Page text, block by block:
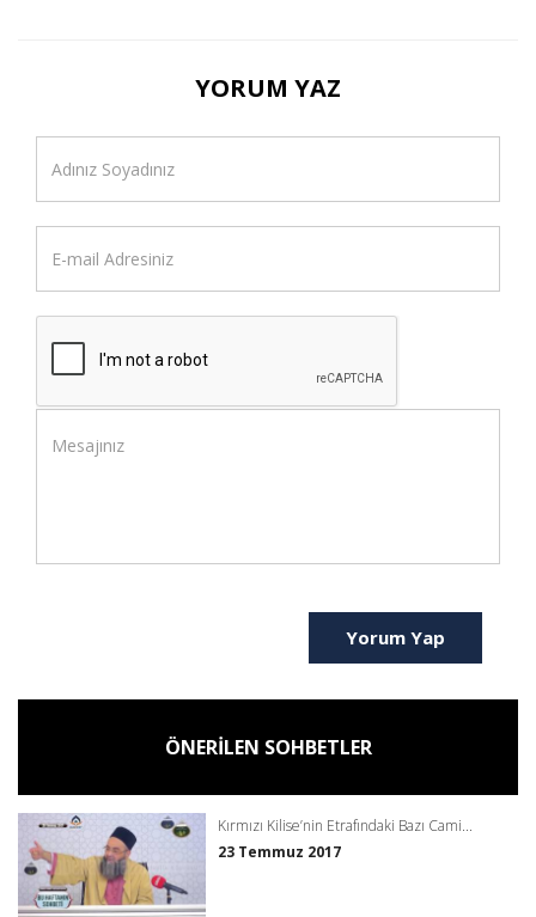
YORUM YAZ
Yorum Yap
ÖNERİLEN SOHBETLER
Kırmızı Kilise’nin Etrafındaki Bazı Cami...
23 Temmuz 2017